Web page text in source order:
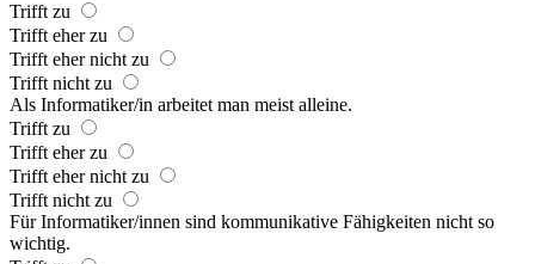
Trifft zu
Trifft eher zu
Trifft eher nicht zu
Trifft nicht zu
Als Informatiker/in arbeitet man meist alleine.
Trifft zu
Trifft eher zu
Trifft eher nicht zu
Trifft nicht zu
Für Informatiker/innen sind kommunikative Fähigkeiten nicht so
wichtig.